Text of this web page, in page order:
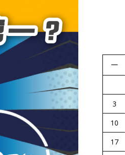
一
3
10
17